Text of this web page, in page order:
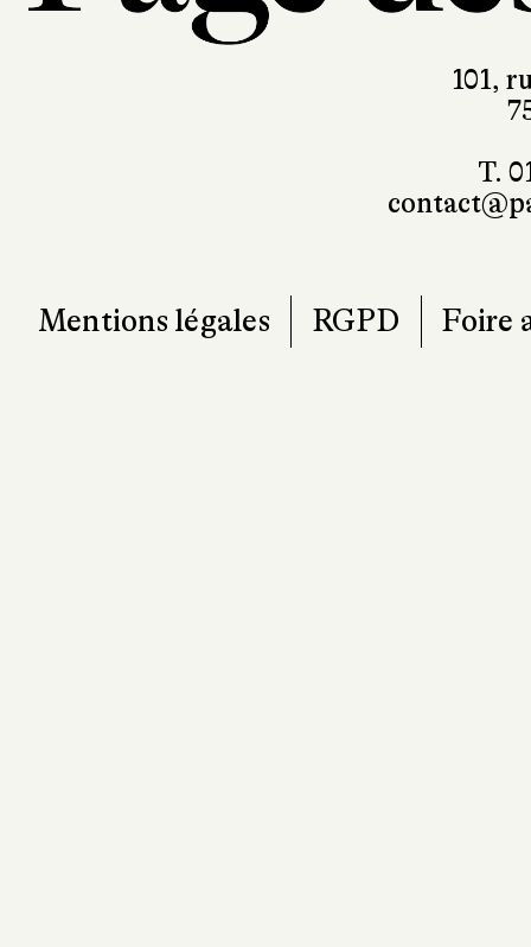
101,
T.
Mentions légales RGPD Foire